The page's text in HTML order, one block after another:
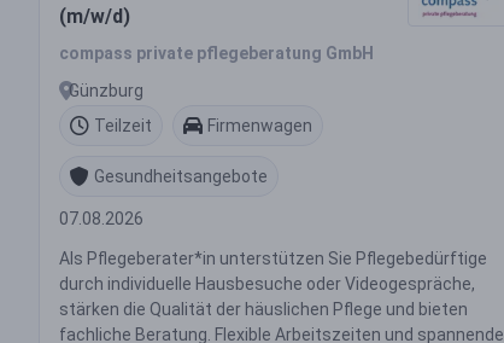
(m/w/d)
compass private pflegeberatung GmbH
Günzburg
Teilzeit
Firmenwagen
Gesundheitsangebote
07.08.2026
Als Pflegeberater*in unterstützen Sie Pflegebedürftige
durch individuelle Hausbesuche oder Videogespräche,
stärken die Qualität der häuslichen Pflege und bieten
fachliche Beratung. Flexible Arbeitszeiten und spannende